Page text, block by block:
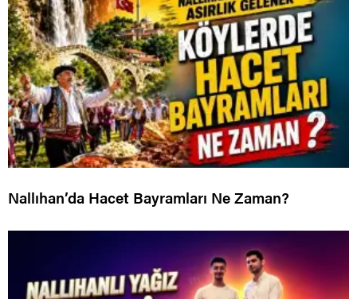
Nallıhan’da Hacet Bayramları Ne Zaman?